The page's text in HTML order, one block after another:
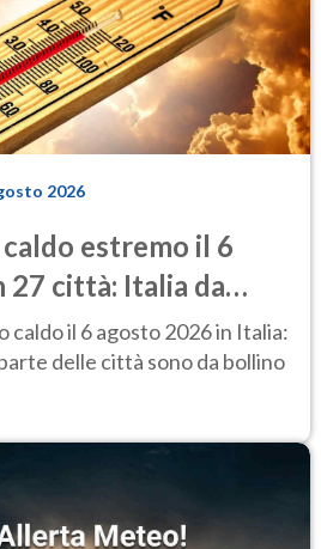
2026
estremo il 6
27 città: Italia da
caldo il 6 agosto 2026 in Italia:
delle città sono da bollino